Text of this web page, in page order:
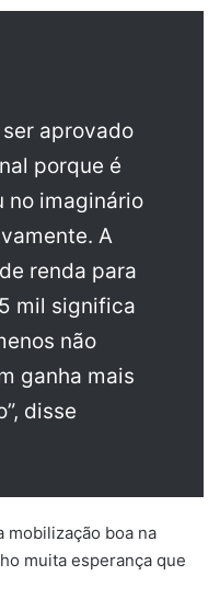
aprovado
porque é
no imaginário
A
renda para
mil significa
não
ganha mais
disse
mobilização boa na
muita esperança que